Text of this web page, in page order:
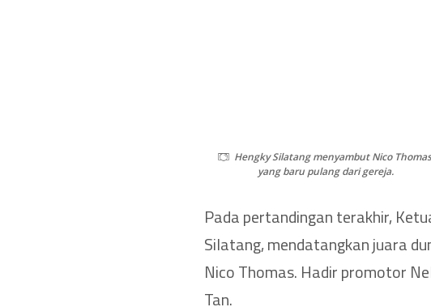
Hengky Silatang menyambut Nico
yang baru pulang dari gereja.
Pada pertandingan terakhir,
Silatang, mendatangkan juara
Nico Thomas. Hadir promotor
Tan.